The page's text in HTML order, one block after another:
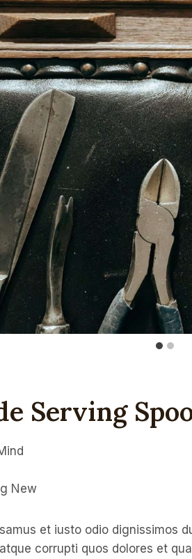
Serving
New
et iusto odio dignissimos
corrupti quos dolores et